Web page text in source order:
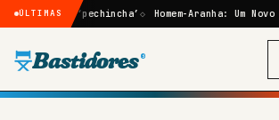
ÚLTIMAS
uma ‘pechincha’ Homem-Aranha: Um Novo Dia
Bastidores ®